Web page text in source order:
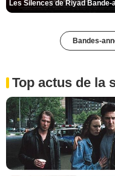
Bandes-
Top actus de la